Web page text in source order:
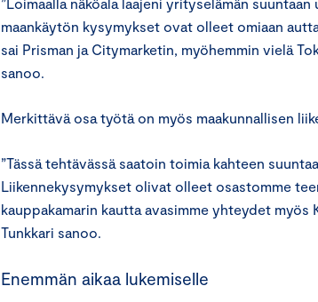
maankäytön kysymykset ovat olleet omiaan
sai Prisman ja Citymarketin, myöhemmin vielä
sanoo.
Merkittävä osa työtä on myös maakunnallisen
”Tässä tehtävässä saatoin toimia kahteen
Liikennekysymykset olivat olleet osastomme
kauppakamarin kautta avasimme yhteydet myös
Tunkkari sanoo.
Enemmän aikaa lukemiselle